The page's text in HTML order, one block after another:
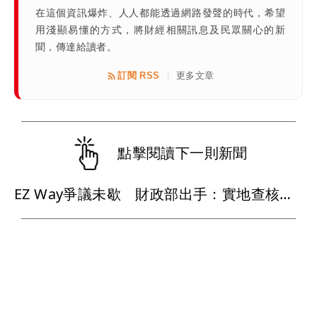
在這個資訊爆炸、人人都能透過網路發聲的時代，希望
用淺顯易懂的方式，將財經相關訊息及民眾關心的新
聞，傳達給讀者。
訂閱 RSS 更多文章
點擊閱讀下一則新聞
EZ Way爭議未歇 財政部出手：實地查核關貿公司